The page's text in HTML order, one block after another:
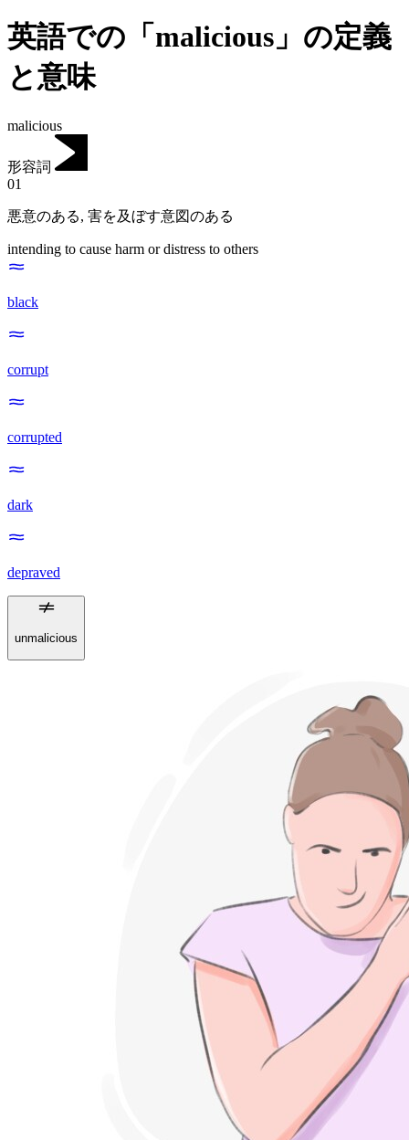
英語での「malicious」の定義
と意味
malicious
形容詞
01
悪意のある, 害を及ぼす意図のある
intending to cause harm or distress to others
black
corrupt
corrupted
dark
depraved
unmalicious